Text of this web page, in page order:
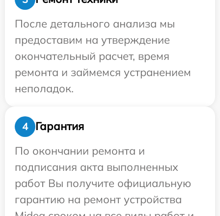
После детального анализа мы
предоставим на утверждение
окончательный расчет, время
ремонта и займемся устранением
неполадок.
4
Гарантия
По окончании ремонта и
подписания акта выполненных
работ Вы получите официальную
гарантию на ремонт устройства